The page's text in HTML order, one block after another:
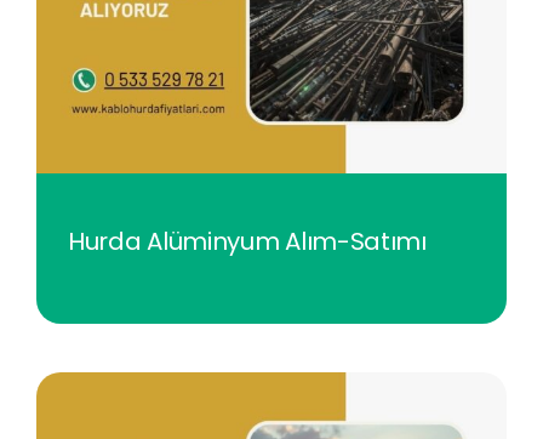
Hurda Alüminyum Alım-Satımı